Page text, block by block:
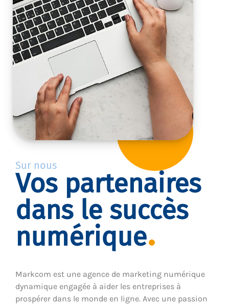
Sur nous
Vos partenaires
dans le succès
numérique
Markcom est une agence de marketing numérique
dynamique engagée à aider les entreprises à
prospérer dans le monde en ligne. Avec une passion